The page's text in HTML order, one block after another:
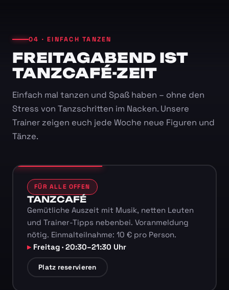
04 · EINFACH TANZEN
FREITAGABEND IST
TANZCAFÉ-ZEIT
Einfach mal tanzen und Spaß haben – ohne den
Stress von Tanzschritten im Nacken. Unsere
Trainer zeigen euch jede Woche neue Figuren und
Tänze.
FÜR ALLE OFFEN
TANZCAFÉ
Gemütliche Auszeit mit Musik, netten Leuten
und Trainer-Tipps nebenbei. Voranmeldung
nötig. Einmalteilnahme: 10 € pro Person.
Freitag · 20:30–21:30 Uhr
Platz reservieren